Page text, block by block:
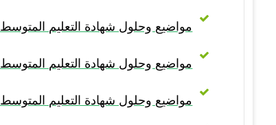
مواضيع وحلول شهادة التعليم المتوسط 2019 – BEM 2019
مواضيع وحلول شهادة التعليم المتوسط 2018 – BEM 2018
مواضيع وحلول شهادة التعليم المتوسط 2017 – BEM 2017